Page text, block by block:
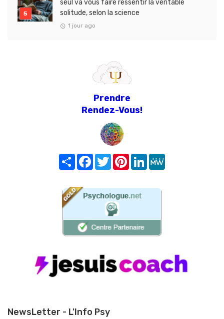
seul va vous faire ressentir la véritable
solitude, selon la science
1 jour ago
Prendre
Rendez-Vous!
Share FacebookTwitterPinterest
LinkedIn
NewsLetter - L'Info Psy